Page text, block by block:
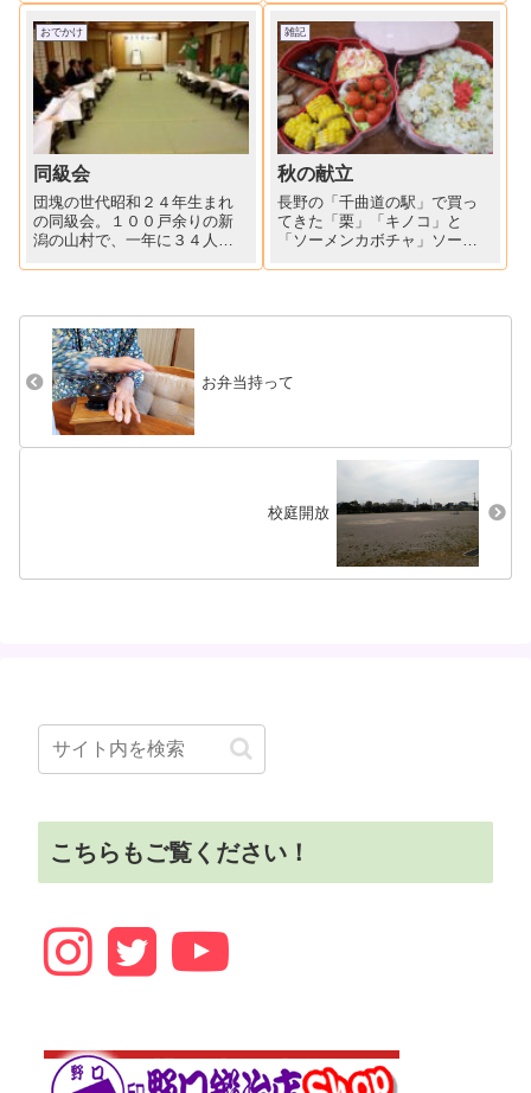
れど、少しずつ花を増やし
て、花壇らしくなってきまし
た。自分で植えた花々は愛お
しくて、毎朝水くれしていま
す。鍛冶屋の裏庭には誰にも
見られず...
要注意。長袖、帽子かぶって
参加しました。スポーツ少年
団、子供会の小学生から８０
代、９０代の老人会まで、朝
早くから地元の小学校に集合
して、...
おでかけ
同級会
団塊の世代昭和２４年生まれ
の同級会。１００戸余りの新
潟の山村で、一年に３４人も
ね。５年前６０歳還暦の年に
は元気に参加した同級生が一
人、遺影で参加になりまし
た。「この...
雑記
秋の献立
長野の「千曲道の駅」で買っ
てきた「栗」「キノコ」と
「ソーメンカボチャ」ソーメ
マとマヨネーズ和えにしまし
て、キノコ...
お弁当持って
校庭開放
こちらもご覧ください！